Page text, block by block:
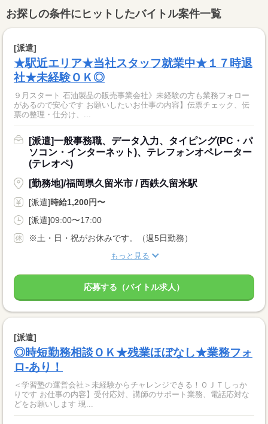
お探しの条件にヒットしたバイトル案件一覧
[派遣]
★駅近エリア★当社スタッフ就業中★１７時退
社★未経験ＯＫ◎
９月スタート 石油製品の販売事業会社》未経験の方も業務フォロー
があるので安心です お願いしたいお仕事の内容】伝票チェック、伝
票の整理・仕分け、...
[派遣]一般事務職、データ入力、タイピング(PC・パ
ソコン・インターネット)、テレフォンオペレーター
(テレオペ)
[勤務地]/福岡県久留米市 / 西鉄久留米駅
[派遣]時給1,200円〜
[派遣]09:00〜17:00
※土・日・祝がお休みです。（週5日勤務）
もっと見る
応募する（バイトル求人）
[派遣]
◎時短勤務相談ＯＫ★残業ほぼなし★業務フォ
ロ‐あり！
＜学習塾の運営会社＞未経験からチャレンジできる！ＯＪＴしっか
りです お仕事の内容】受付応対、講師のサポート業務、電話応対な
どをお願いします 現...